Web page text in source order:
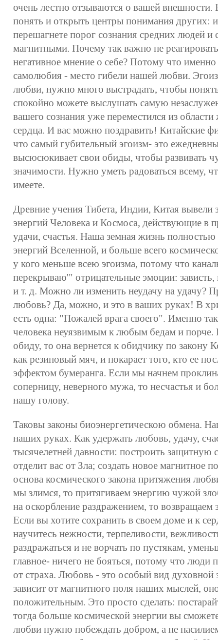
очень лестно отзываются о вашей внешности.
понять и открыть центры понимания других:
перешагнете порог сознания средних людей и
магнитными. Почему так важно не
негативное мнение о себе? Потому что
самолюбия - место гибели нашей любви.
любви, нужно много выстрадать, чтобы
спокойно можете выслушать самую
вашего сознания уже переместился из области
сердца. И вас можно поздравить! Китайские
что самый губительный эгоизм- это
высюсюкивает свои обиды, чтобы развивать
значимости. Нужно уметь радоваться всему,
имеете.
Древние учения Тибета, Индии, Китая вывели
энергий Человека и Космоса, действующие в
удачи, счастья. Наша земная жизнь полностью
энергий Вселенной, и больше всего
у кого меньше всею эгоизма, потому что
перекрываю'" отрицательные эмоции: зависть,
и т. д. Можно ли изменить неудачу на удачу?
любовь? Да, можно, и это в ваших руках! В
есть одна: "Пожалей врага своего". Именно
человека неуязвимым к любым бедам и порче.
обиду, то она вернется к обидчику по закону
как резиновый мяч, и покарает того, кто ее
эффектом бумеранга. Если мы начнем
соперницу, неверного мужа, то несчастья и
нашу голову.
Таковы законы биоэнергетическою обмена.
наших руках. Как удержать любовь, удачу,
тысячелетней давности: построить защитную
отделит вас от Зла; создать новое магнитное
основа космического закона притяжения
мы злимся, то притягиваем энергию чужой
на оскорбление раздражением, то возвращаем
Если вы хотите сохранить в своем доме и к
научитесь нежности, терпеливости,
раздражаться и не ворчать по пустякам,
главное- ничего не бояться, потому что люди
от страха. Любовь - это особый вид духовной
зависит от магнитного поля наших мыслей,
положительным. Это просто сделать:
тогда больше космической энергии вы
любви нужно побеждать добром, а не